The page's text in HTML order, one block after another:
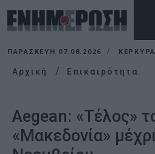
ΠΑΡΑΣΚΕΥΉ 07.08.2026 ΚΕΡΚΥΡΑ
Αρχική Επικαιρότητα
Aegean: «Τέλος»
«Μακεδονία»